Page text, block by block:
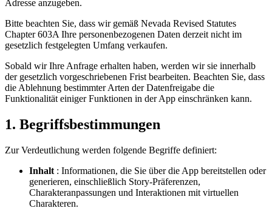
Adresse anzugeben.
Bitte beachten Sie, dass wir gemäß Nevada Revised Statutes
Chapter 603A Ihre personenbezogenen Daten derzeit nicht im
gesetzlich festgelegten Umfang verkaufen.
Sobald wir Ihre Anfrage erhalten haben, werden wir sie innerhalb
der gesetzlich vorgeschriebenen Frist bearbeiten. Beachten Sie, dass
die Ablehnung bestimmter Arten der Datenfreigabe die
Funktionalität einiger Funktionen in der App einschränken kann.
1. Begriffsbestimmungen
Zur Verdeutlichung werden folgende Begriffe definiert:
Inhalt : Informationen, die Sie über die App bereitstellen oder
generieren, einschließlich Story-Präferenzen,
Charakteranpassungen und Interaktionen mit virtuellen
Charakteren.